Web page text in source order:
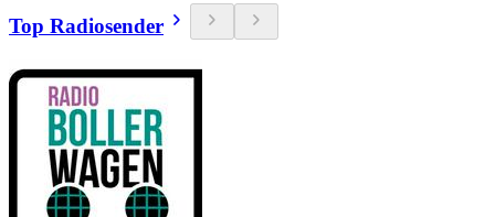
Top Radiosender